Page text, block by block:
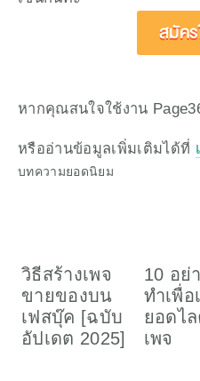
สมัคร
หากคุณสนใจใช้งาน
หรืออ่านข้อมูลเพิ่มเติมได้ที่
บทความยอดนิยม
วิธีสร้างเพจ
ขายของบน
เฟสบุ๊ค [ฉบับ
อัปเดต 2025]
10 อย่
ทำเพื่อ
ยอดไ
เพจ